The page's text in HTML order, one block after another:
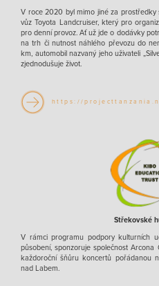
V roce 2020 byl mimo jiné za prostředky
vůz Toyota Landcruiser, který pro
pro denní provoz. Ať už jde o dodávky
na trh či nutnost náhlého převozu do
km, automobil nazvaný jeho uživateli
zjednodušuje život.
https://
Střekovské
V rámci programu podpory kulturních
působení, sponzoruje společnost
každoroční šňůru koncertů pořádanou
nad Labem.